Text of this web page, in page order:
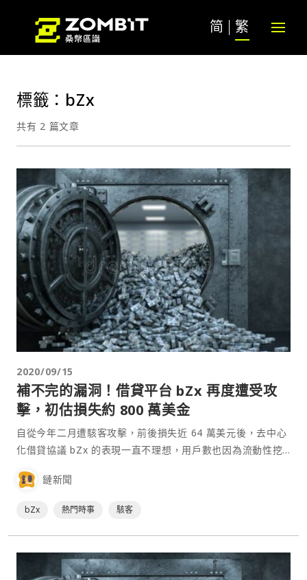
简 繁
標籤：bZx
共有 2 篇文章
2020/09/15
補不完的漏洞！借貸平台 bZx 再度遭受攻
擊，初估損失約 800 萬美金
自從今年二月遭駭客攻擊，前後損失近 64 萬美元後，去中心
化借貸協議 bZx 的表現一直不理想，用戶數也因為流動性挖
就在人們幾乎快遺忘這個平台時，bZx 又再度佔據了新聞版
鏈新聞
bZx 熱門時事 駭客